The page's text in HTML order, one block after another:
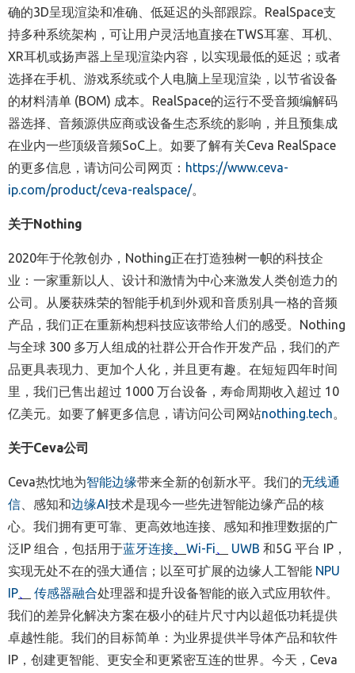
确的3D呈现渲染和准确、低延迟的头部跟踪。RealSpace支
持多种系统架构，可让用户灵活地直接在TWS耳塞、耳机、
XR耳机或扬声器上呈现渲染内容，以实现最低的延迟；或者
选择在手机、游戏系统或个人电脑上呈现渲染，以节省设备
的材料清单 (BOM) 成本。RealSpace的运行不受音频编解码
器选择、音频源供应商或设备生态系统的影响，并且预集成
在业内一些顶级音频SoC上。如要了解有关Ceva RealSpace
的更多信息，请访问公司网页： https://www.ceva-
ip.com/product/ceva-realspace/。
关于Nothing
2020年于伦敦创办，Nothing正在打造独树一帜的科技企
业：一家重新以人、设计和激情为中心来激发人类创造力的
公司。从屡获殊荣的智能手机到外观和音质别具一格的音频
产品，我们正在重新构想科技应该带给人们的感受。Nothing
与全球 300 多万人组成的社群公开合作开发产品，我们的产
品更具表现力、更加个人化，并且更有趣。在短短四年时间
里，我们已售出超过 1000 万台设备，寿命周期收入超过 10
亿美元。如要了解更多信息，请访问公司网站nothing.tech。
关于Ceva公司
Ceva热忱地为智能边缘带来全新的创新水平。我们的无线通
信 、感知和边缘AI技术是现今一些先进智能边缘产品的核
心。我们拥有更可靠、更高效地连接、感知和推理数据的广
泛IP 组合，包括用于蓝牙连接 Wi-Fi UWB 和5G 平台 IP，
实现无处不在的强大通信；以至可扩展的边缘人工智能 NPU
IP
传感器融合处理器和提升设备智能的嵌入式应用软件。
我们的差异化解决方案在极小的硅片尺寸内以超低功耗提供
卓越性能。我们的目标简单：为业界提供半导体产品和软件
IP，创建更智能、更安全和更紧密互连的世界。今天，Ceva